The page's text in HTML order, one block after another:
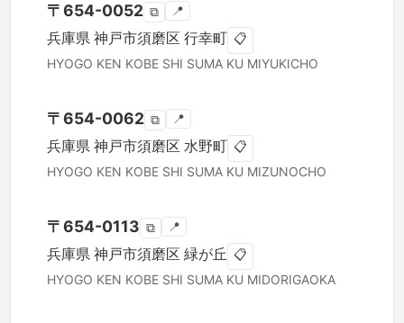
〒654-0052 ⧉ 📍
兵庫県 神戸市須磨区 行幸町 📋
HYOGO KEN KOBE SHI SUMA KU MIYUKICHO
〒654-0062 ⧉ 📍
兵庫県 神戸市須磨区 水野町 📋
HYOGO KEN KOBE SHI SUMA KU MIZUNOCHO
〒654-0113 ⧉ 📍
兵庫県 神戸市須磨区 緑が丘 📋
HYOGO KEN KOBE SHI SUMA KU MIDORIGAOKA